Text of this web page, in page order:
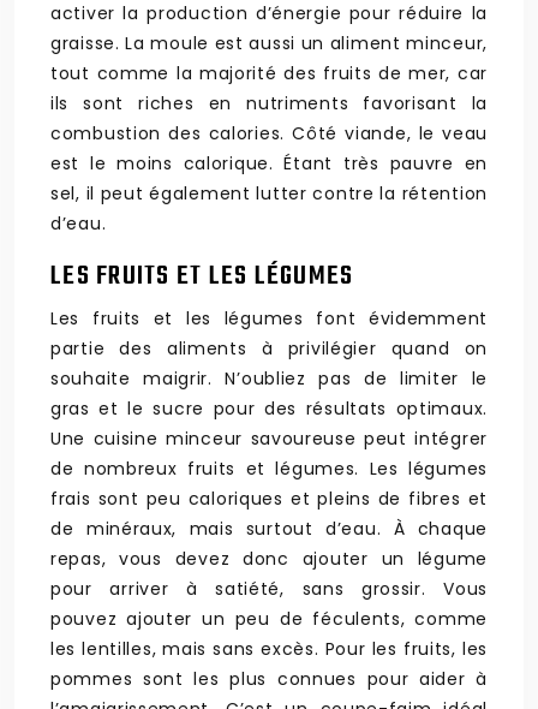
activer la production d’énergie pour réduire la
graisse. La moule est aussi un aliment minceur,
tout comme la majorité des fruits de mer, car
ils sont riches en nutriments favorisant la
combustion des calories. Côté viande, le veau
est le moins calorique. Étant très pauvre en
sel, il peut également lutter contre la rétention
d’eau.
LES FRUITS ET LES LÉGUMES
Les fruits et les légumes font évidemment
partie des aliments à privilégier quand on
souhaite maigrir. N’oubliez pas de limiter le
gras et le sucre pour des résultats optimaux.
Une cuisine minceur savoureuse peut intégrer
de nombreux fruits et légumes. Les légumes
frais sont peu caloriques et pleins de fibres et
de minéraux, mais surtout d’eau. À chaque
repas, vous devez donc ajouter un légume
pour arriver à satiété, sans grossir. Vous
pouvez ajouter un peu de féculents, comme
les lentilles, mais sans excès. Pour les fruits, les
pommes sont les plus connues pour aider à